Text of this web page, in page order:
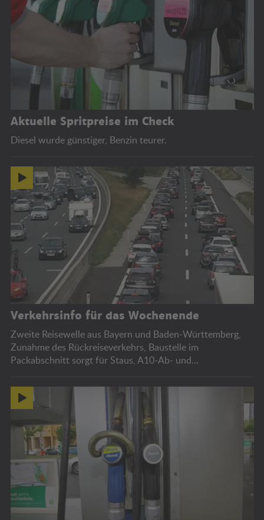
Aktuelle Spritpreise im Check
Diesel wurde günstiger, Benzin teurer.
Verkehrsinfo für das Wochenende
Zweite Reisewelle aus Bayern und Baden-Württemberg,
Zunahme des Rückreiseverkehrs, Baustelle im
Packabschnitt sorgt für Staus, A10-Ab- und